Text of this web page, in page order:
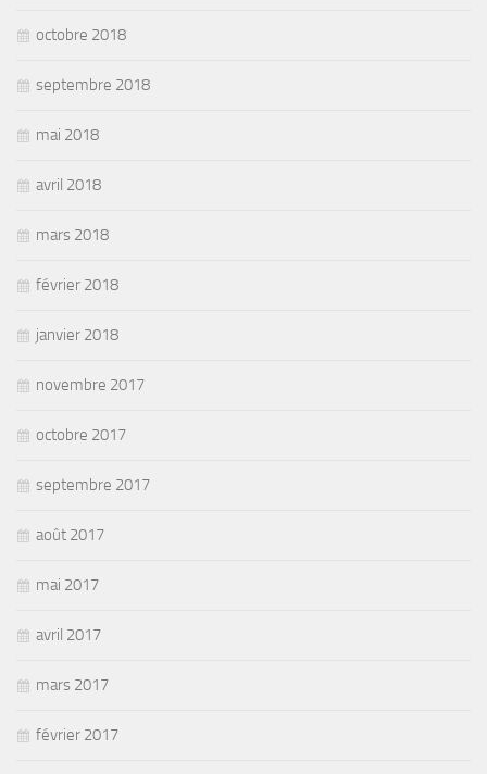
octobre 2018
septembre 2018
mai 2018
avril 2018
mars 2018
février 2018
janvier 2018
novembre 2017
octobre 2017
septembre 2017
août 2017
mai 2017
avril 2017
mars 2017
février 2017